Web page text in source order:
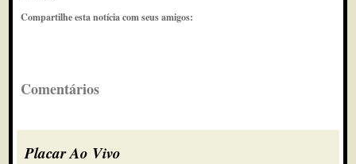
Compartilhe esta notícia com seus amigos:
Comentários
Placar Ao Vivo